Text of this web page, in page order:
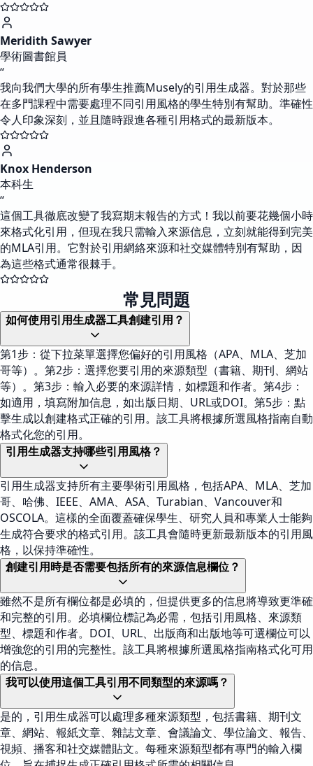
Meridith Sawyer
學術圖書館員
“
我向我們大學的所有學生推薦Musely的引用生成器。對於那些
在多門課程中需要處理不同引用風格的學生特別有幫助。準確性
令人印象深刻，並且隨時跟進各種引用格式的最新版本。
Knox Henderson
本科生
“
這個工具徹底改變了我寫期末報告的方式！我以前要花幾個小時
來格式化引用，但現在我只需輸入來源信息，立刻就能得到完美
的MLA引用。它對於引用網絡來源和社交媒體特別有幫助，因
為這些格式通常很棘手。
常見問題
如何使用引用生成器工具創建引用？
第1步：從下拉菜單選擇您偏好的引用風格（APA、MLA、芝加
哥等）。第2步：選擇您要引用的來源類型（書籍、期刊、網站
等）。第3步：輸入必要的來源詳情，如標題和作者。第4步：
如適用，填寫附加信息，如出版日期、URL或DOI。第5步：點
擊生成以創建格式正確的引用。該工具將根據所選風格指南自動
格式化您的引用。
引用生成器支持哪些引用風格？
引用生成器支持所有主要學術引用風格，包括APA、MLA、芝加
哥、哈佛、IEEE、AMA、ASA、Turabian、Vancouver和
OSCOLA。這樣的全面覆蓋確保學生、研究人員和專業人士能夠
生成符合要求的格式引用。該工具會隨時更新最新版本的引用風
格，以保持準確性。
創建引用時是否需要包括所有的來源信息欄位？
雖然不是所有欄位都是必填的，但提供更多的信息將導致更準確
和完整的引用。必填欄位標記為必需，包括引用風格、來源類
型、標題和作者。DOI、URL、出版商和出版地等可選欄位可以
增強您的引用的完整性。該工具將根據所選風格指南格式化可用
的信息。
我可以使用這個工具引用不同類型的來源嗎？
是的，引用生成器可以處理多種來源類型，包括書籍、期刊文
章、網站、報紙文章、雜誌文章、會議論文、學位論文、報告、
視頻、播客和社交媒體貼文。每種來源類型都有專門的輸入欄